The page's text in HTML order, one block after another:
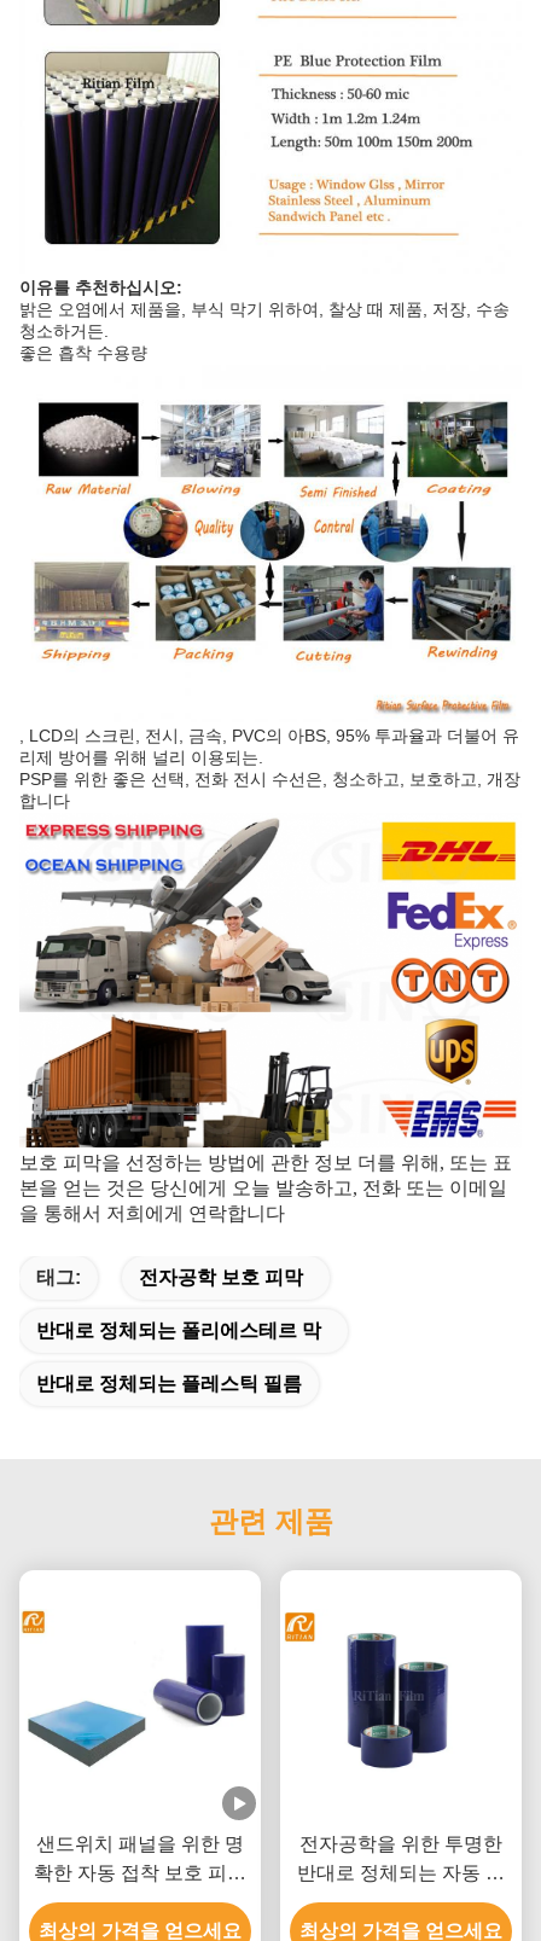
이유를 추천하십시오:
밝은 오염에서 제품을, 부식 막기 위하여, 찰상 때 제품, 저장, 수송
청소하거든.
좋은 흡착 수용량
, LCD의 스크린, 전시, 금속, PVC의 아BS, 95% 투과율과 더불어 유
리제 방어를 위해 널리 이용되는.
PSP를 위한 좋은 선택, 전화 전시 수선은, 청소하고, 보호하고, 개장
합니다
보호 피막을 선정하는 방법에 관한 정보 더를 위해, 또는 표
본을 얻는 것은 당신에게 오늘 발송하고, 전화 또는 이메일
을 통해서 저희에게 연락합니다
태그: 전자공학 보호 피막
반대로 정체되는 폴리에스테르 막
반대로 정체되는 플레스틱 필름
관련 제품
샌드위치 패널을 위한 명
확한 자동 접착 보호 피막
플라스틱 단면도 보호 테
이프 잔류물 없음
최상의 가격을 얻으세요
전자공학을 위한 투명한
반대로 정체되는 자동 접
착 보호 피막 PE 물자
최상의 가격을 얻으세요